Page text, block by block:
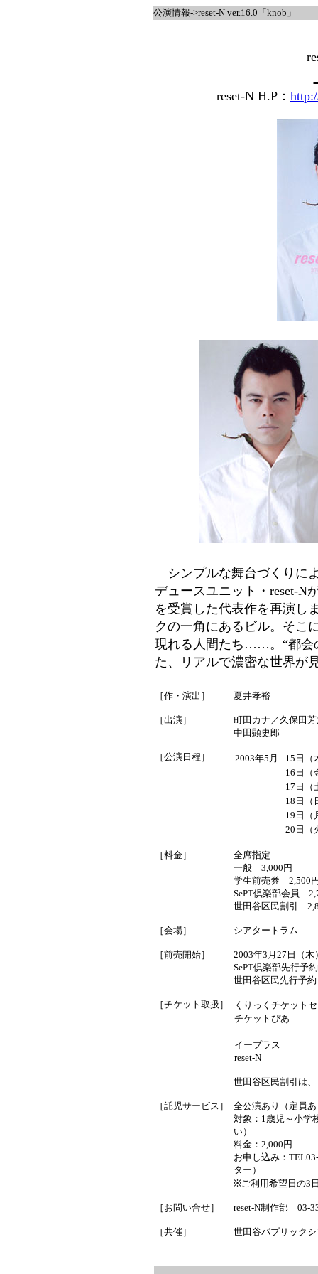
公演情報->reset-N ver.16.0「knob」
reset-N H.P：
シンプルな舞台づくりに
デュースユニット・reset-N
を受賞した代表作を再演し
クの一角にあるビル。そこ
現れる人間たち……。“都会
た、リアルで濃密な世界が
［作・演出］ 夏井孝裕
［出演］
町田カナ／久保田
中田顕史郎
［公演日程］ 2003年5月
15日（
16日（
17日（
18日（
19日（
20日（
［料金］
全席指定
一般 3,000円
学生前売券 2,500
SePT倶楽部会員
世田谷区民割引
［会場］ シアタートラム
［前売開始］
2003年3月27日（木
SePT倶楽部先行予
世田谷区民先行予
［チケット取扱］
くりっくチケット
チケットぴあ
イープラス
reset-N
世田谷区民割引は
［託児サービス］
全公演あり（定員
対象：1歳児～小学
い）
料金：2,000円
お申し込み：
ター）
※ご利用希望日の3
［お問い合せ］ reset-N制作部 03-
［共催］ 世田谷パブリック